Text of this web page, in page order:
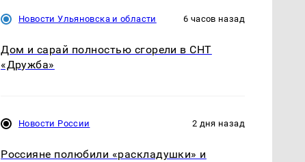
Новости Ульяновска и области 6 часов назад
Дом и сарай полностью сгорели в СНТ
«Дружба»
Новости России 2 дня назад
Россияне полюбили «раскладушки» и